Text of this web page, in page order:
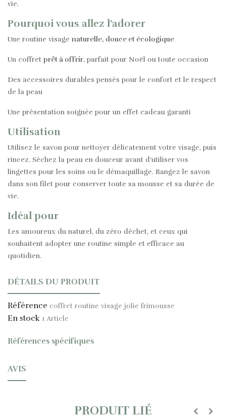
vie.
Pourquoi vous allez l’adorer
Une routine visage naturelle, douce et écologique
Un coffret prêt à offrir, parfait pour Noël ou toute occasion
Des accessoires durables pensés pour le confort et le respect
de la peau
Une présentation soignée pour un effet cadeau garanti
Utilisation
Utilisez le savon pour nettoyer délicatement votre visage, puis
rincez. Séchez la peau en douceur avant d’utiliser vos
lingettes pour les soins ou le démaquillage. Rangez le savon
dans son filet pour conserver toute sa mousse et sa durée de
vie.
Idéal pour
Les amoureux du naturel, du zéro déchet, et ceux qui
souhaitent adopter une routine simple et efficace au
quotidien.
DÉTAILS DU PRODUIT
Référence coffret routine visage jolie frimousse
En stock 1 Article
Références spécifiques
AVIS
PRODUIT LIÉ